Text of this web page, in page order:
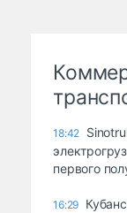
18:42
первого
16:29